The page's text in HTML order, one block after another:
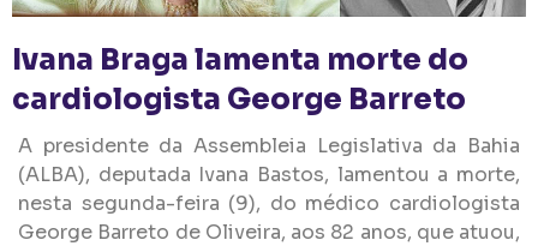
Ivana Braga lamenta morte do
cardiologista George Barreto
A presidente da Assembleia Legislativa da Bahia
(ALBA), deputada Ivana Bastos, lamentou a morte,
nesta segunda-feira (9), do médico cardiologista
George Barreto de Oliveira, aos 82 anos, que atuou,